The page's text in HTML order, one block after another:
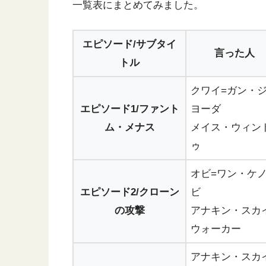
一覧表にまとめてみました。
エピソード/サブタイ
トル
言った人
エピソード1/ファント
ム・メナス
クワイ=ガン・
ヨーダ
メイス・ウィン
ゥ
エピソード2/クローン
の攻撃
オビ=ワン・ケ
ビ
アナキン・スカ
ウォーカー
アナキン・スカ